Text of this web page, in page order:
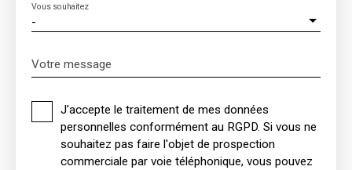
-
Vous souhaitez
Votre message
J'accepte le traitement de mes données
personnelles conformément au RGPD. Si vous ne
souhaitez pas faire l'objet de prospection
commerciale par voie téléphonique, vous pouvez